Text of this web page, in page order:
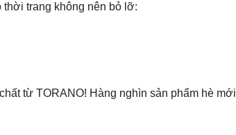
thời trang không nên bỏ lỡ:
từ TORANO! Hàng nghìn sản phẩm hè